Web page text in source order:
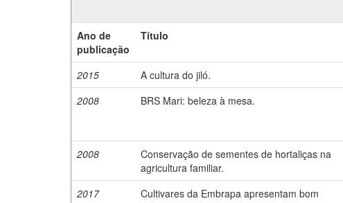
Ano de
publicação
Título
2015 A cultura do jiló.
2008
BRS Mari: beleza à mesa.
2008
Conservação de sementes de hortaliças na
agricultura familiar.
2017
Cultivares da Embrapa apresentam bom